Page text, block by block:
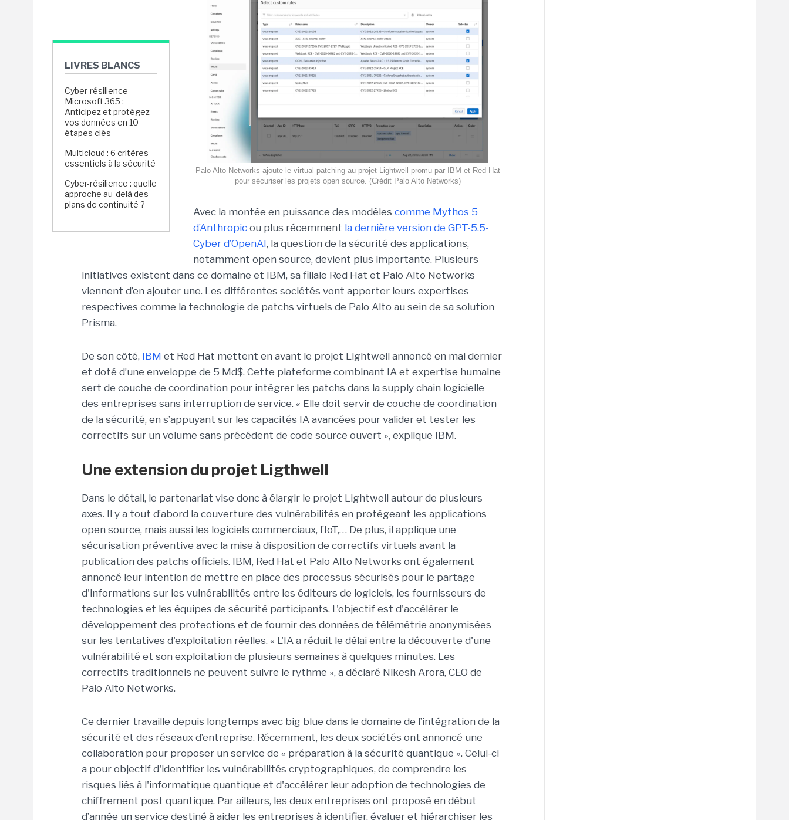
LIVRES BLANCS
Cyber-résilience
Microsoft 365 :
Anticipez et protégez
vos données en 10
étapes clés
Multicloud : 6 critères
essentiels à la sécurité
Cyber-résilience : quelle
approche au-delà des
plans de continuité ?
Palo Alto Networks ajoute le virtual patching au projet Lightwell promu par IBM et Red Hat
pour sécuriser les projets open source. (Crédit Palo Alto Networks)
Avec la montée en puissance des modèles comme Mythos 5
d’Anthropic ou plus récemment la dernière version de GPT-5.5-
Cyber d’OpenAI, la question de la sécurité des applications,
notamment open source, devient plus importante. Plusieurs
initiatives existent dans ce domaine et IBM, sa filiale Red Hat et Palo Alto Networks
viennent d’en ajouter une. Les différentes sociétés vont apporter leurs expertises
respectives comme la technologie de patchs virtuels de Palo Alto au sein de sa solution
Prisma.
De son côté, IBM et Red Hat mettent en avant le projet Lightwell annoncé en mai dernier
et doté d’une enveloppe de 5 Md$. Cette plateforme combinant IA et expertise humaine
sert de couche de coordination pour intégrer les patchs dans la supply chain logicielle
des entreprises sans interruption de service. « Elle doit servir de couche de coordination
de la sécurité, en s’appuyant sur les capacités IA avancées pour valider et tester les
correctifs sur un volume sans précédent de code source ouvert », explique IBM.
Une extension du projet Ligthwell
Dans le détail, le partenariat vise donc à élargir le projet Lightwell autour de plusieurs
axes. Il y a tout d’abord la couverture des vulnérabilités en protégeant les applications
open source, mais aussi les logiciels commerciaux, l’IoT,… De plus, il applique une
sécurisation préventive avec la mise à disposition de correctifs virtuels avant la
publication des patchs officiels. IBM, Red Hat et Palo Alto Networks ont également
annoncé leur intention de mettre en place des processus sécurisés pour le partage
d'informations sur les vulnérabilités entre les éditeurs de logiciels, les fournisseurs de
technologies et les équipes de sécurité participants. L'objectif est d'accélérer le
développement des protections et de fournir des données de télémétrie anonymisées
sur les tentatives d'exploitation réelles. « L'IA a réduit le délai entre la découverte d'une
vulnérabilité et son exploitation de plusieurs semaines à quelques minutes. Les
correctifs traditionnels ne peuvent suivre le rythme », a déclaré Nikesh Arora, CEO de
Palo Alto Networks.
Ce dernier travaille depuis longtemps avec big blue dans le domaine de l’intégration de la
sécurité et des réseaux d’entreprise. Récemment, les deux sociétés ont annoncé une
collaboration pour proposer un service de « préparation à la sécurité quantique ». Celui-ci
a pour objectif d'identifier les vulnérabilités cryptographiques, de comprendre les
risques liés à l'informatique quantique et d'accélérer leur adoption de technologies de
chiffrement post quantique. Par ailleurs, les deux entreprises ont proposé en début
d’année un service destiné à aider les entreprises à identifier, évaluer et hiérarchiser les